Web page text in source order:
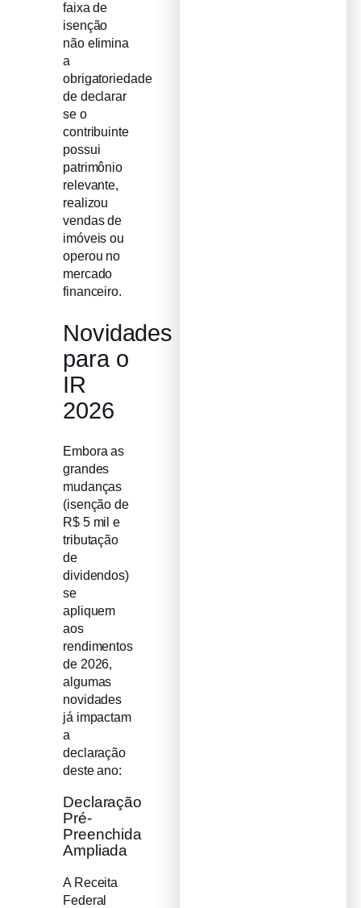
faixa de
isenção
não elimina
a
obrigatoriedade
de declarar
se o
contribuinte
possui
patrimônio
relevante,
realizou
vendas de
imóveis ou
operou no
mercado
financeiro.
Novidades
para o
IR
2026
Embora as
grandes
mudanças
(isenção de
R$ 5 mil e
tributação
de
dividendos)
se
apliquem
aos
rendimentos
de 2026,
algumas
novidades
já impactam
a
declaração
deste ano:
Declaração
Pré-
Preenchida
Ampliada
A Receita
Federal